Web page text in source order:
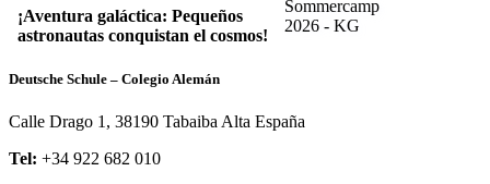
¡Aventura galáctica: Pequeños
astronautas conquistan el cosmos!
Deutsche Schule – Colegio Alemán
Calle Drago 1, 38190 Tabaiba Alta España
Tel: +34 922 682 010